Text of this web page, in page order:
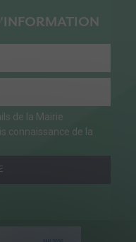
de la Mairie
connaissance de la